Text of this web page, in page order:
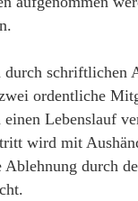
schriftlichen
ordentliche
Lebenslauf
wird mit
durch